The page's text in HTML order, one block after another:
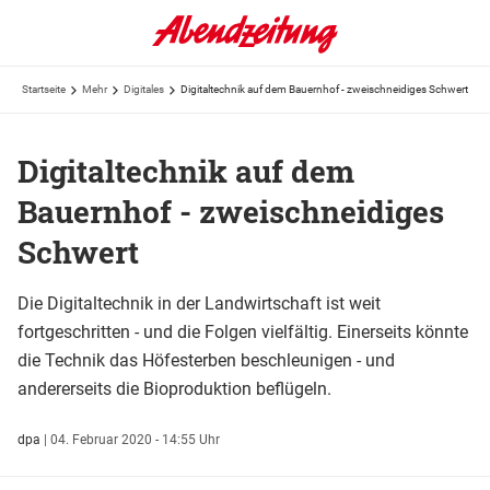
Startseite Mehr Digitales Digitaltechnik auf dem Bauernhof - zweischneidiges Schwert
Digitaltechnik auf dem
Bauernhof - zweischneidiges
Schwert
Die Digitaltechnik in der Landwirtschaft ist weit
fortgeschritten - und die Folgen vielfältig. Einerseits könnte
die Technik das Höfesterben beschleunigen - und
andererseits die Bioproduktion beflügeln.
dpa | 04. Februar 2020 - 14:55 Uhr